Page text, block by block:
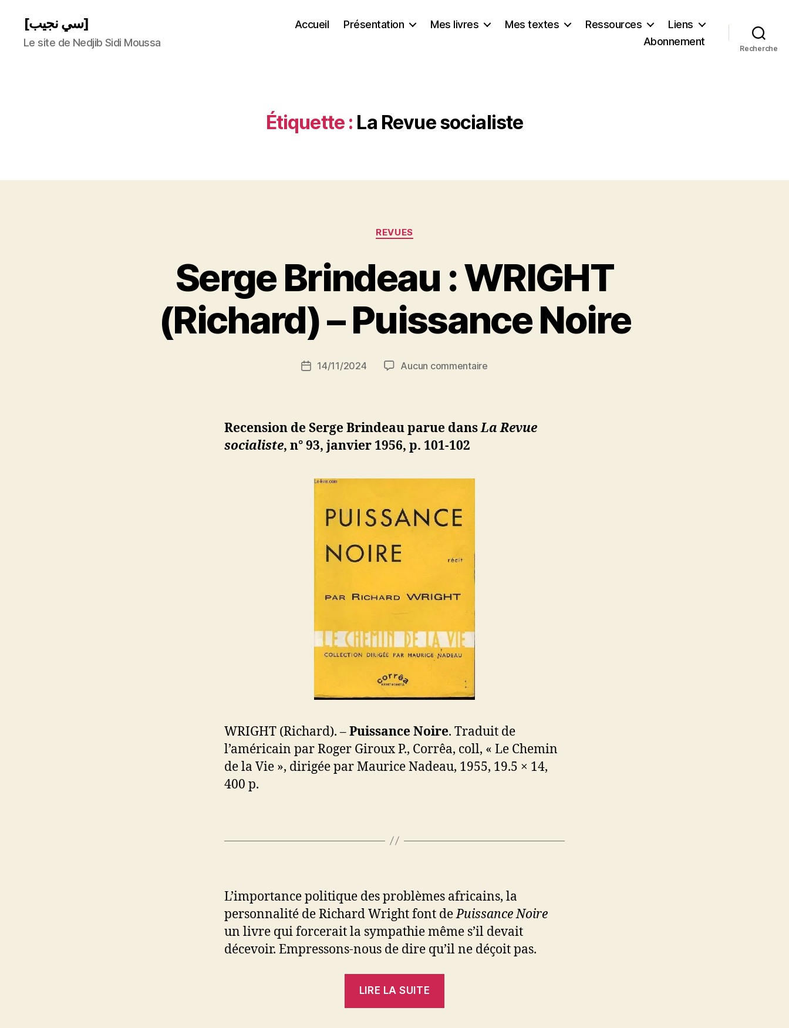
[سي نجيب]
Le site de Nedjib Sidi Moussa
Accueil Présentation Mes livres Mes textes Ressources
Liens
Abonnement
Recherche
Étiquette : La Revue socialiste
Catégories
REVUES
Serge Brindeau : WRIGHT
(Richard) – Puissance Noire
r
S
N
b
Date14/11/2024 Aucun commentairesur
WRIGHT
(Richard)
Recension de Serge Brindeau parue dansLa Revue
socialiste, n° 93, janvier 1956, p. 101-102
WRIGHT (Richard). –Puissance Noire. Traduit de
l’américain par Roger Giroux P., Corrêa, coll, « Le Chemin
de la Vie », dirigée par Maurice Nadeau, 1955, 19.5 × 14,
400 p.
L’importance politique des problèmes africains, la
personnalité de Richard Wright font dePuissance Noire
un livre qui forcerait la sympathie même s’il devait
décevoir. Empressons-nous de dire qu’il ne déçoit pas.
LIRE LA SUITE